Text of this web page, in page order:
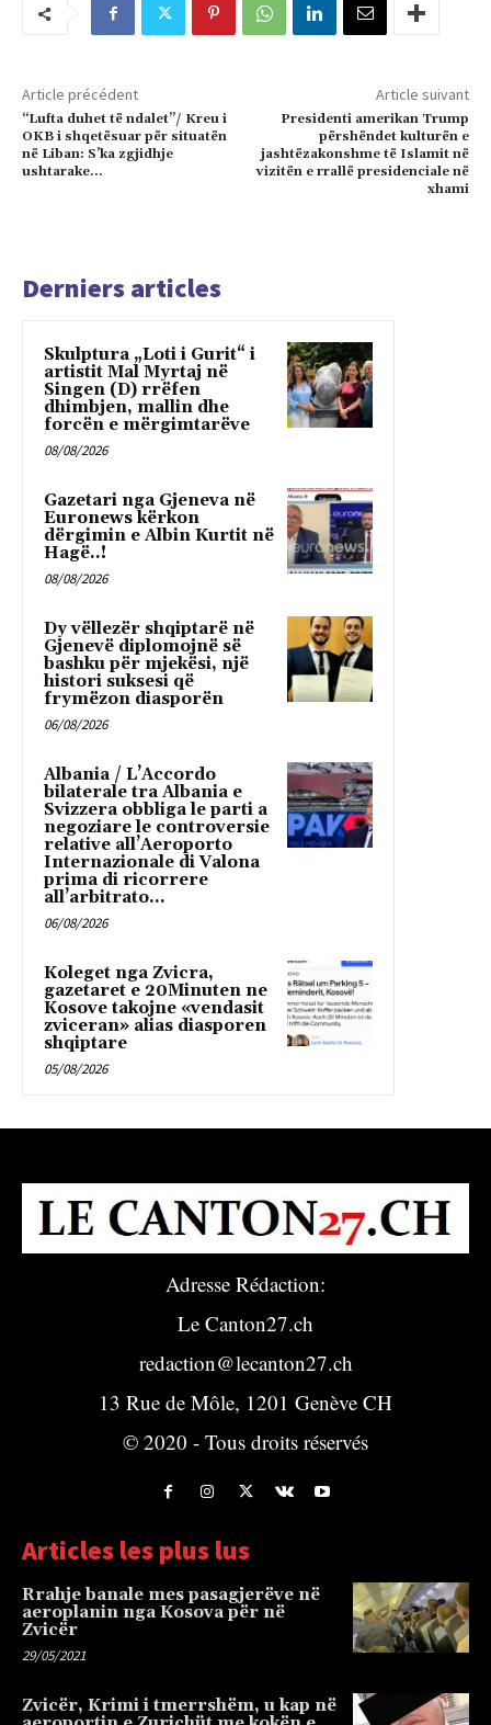
Article précédent
“Lufta duhet të ndalet”/ Kreu i
OKB i shqetësuar për situatën
në Liban: S’ka zgjidhje
ushtarake…
Article suivant
Presidenti amerikan Trump
përshëndet kulturën e
jashtëzakonshme të Islamit në
vizitën e rrallë presidenciale në
xhami
Derniers articles
Skulptura „Loti i Gurit“ i
artistit Mal Myrtaj në
Singen (D) rrëfen
dhimbjen, mallin dhe
forcën e mërgimtarëve
08/08/2026
Gazetari nga Gjeneva në
Euronews kërkon
dërgimin e Albin Kurtit në
Hagë..!
08/08/2026
Dy vëllezër shqiptarë në
Gjenevë diplomojnë së
bashku për mjekësi, një
histori suksesi që
frymëzon diasporën
06/08/2026
Albania / L’Accordo
bilaterale tra Albania e
Svizzera obbliga le parti a
negoziare le controversie
relative all’Aeroporto
Internazionale di Valona
prima di ricorrere
all’arbitrato...
06/08/2026
Koleget nga Zvicra,
gazetaret e 20Minuten ne
Kosove takojne «vendasit
zviceran» alias diasporen
shqiptare
05/08/2026
Adresse Rédaction:
Le Canton27.ch
redaction@lecanton27.ch
13 Rue de Môle, 1201 Genève CH
© 2020 - Tous droits réservés
Articles les plus lus
Rrahje banale mes pasagjerëve në
aeroplanin nga Kosova për në
Zvicër
29/05/2021
Zvicër, Krimi i tmerrshëm, u kap në